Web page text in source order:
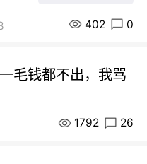
402 0
毛钱都不出，我骂
1792 26